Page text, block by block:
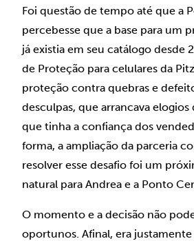
Foi questão de tempo até que a
percebesse que a base para um
já existia em seu catálogo desde
de Proteção para celulares da
proteção contra quebras e
desculpas, que arrancava elogios
que tinha a confiança dos
forma, a ampliação da parceria
resolver esse desafio foi um
natural para Andrea e a Ponto
O momento e a decisão não
oportunos. Afinal, era